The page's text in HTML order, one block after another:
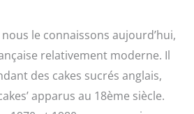
le connaissons aujourd’hui,
relativement moderne. Il
des cakes sucrés anglais,
apparus au 18ème siècle.